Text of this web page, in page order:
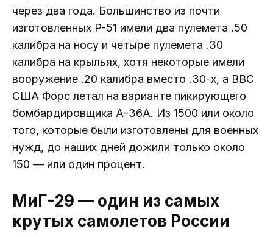
через два года. Большинство из почти
изготовленных P-51 имели два пулемета .50
калибра на носу и четыре пулемета .30
калибра на крыльях, хотя некоторые имели
вооружение .20 калибра вместо .30-х, а ВВС
США Форс летал на варианте пикирующего
бомбардировщика А-36А. Из 1500 или около
того, которые были изготовлены для военных
нужд, до наших дней дожили только около
150 — или один процент.
МиГ-29 — один из самых
крутых самолетов России